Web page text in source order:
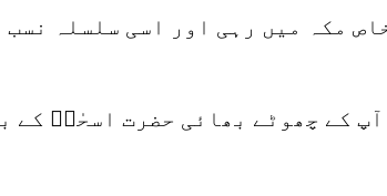
مکہ میں رہی اور اسی سلسلہ نسب
کے چھوٹے بھائی حضرت اسحٰقؑ کے